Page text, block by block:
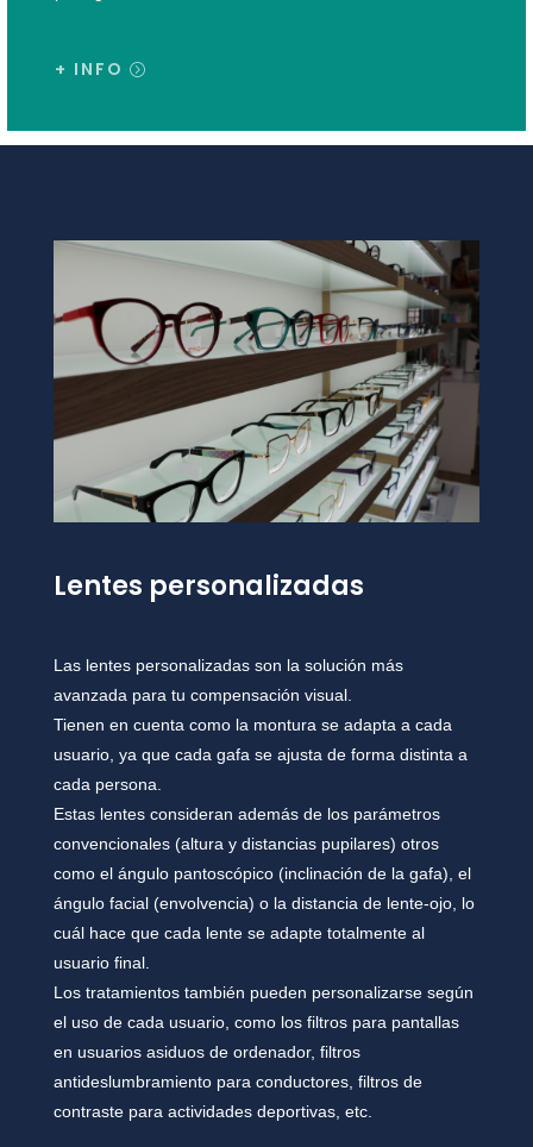
+ INFO
Lentes personalizadas
Las lentes personalizadas son la solución más
avanzada para tu compensación visual.
Tienen en cuenta como la montura se adapta a cada
usuario, ya que cada gafa se ajusta de forma distinta a
cada persona.
Estas lentes consideran además de los parámetros
convencionales (altura y distancias pupilares) otros
como el ángulo pantoscópico (inclinación de la gafa), el
ángulo facial (envolvencia) o la distancia de lente-ojo, lo
cuál hace que cada lente se adapte totalmente al
usuario final.
Los tratamientos también pueden personalizarse según
el uso de cada usuario, como los filtros para pantallas
en usuarios asiduos de ordenador, filtros
antideslumbramiento para conductores, filtros de
contraste para actividades deportivas, etc.